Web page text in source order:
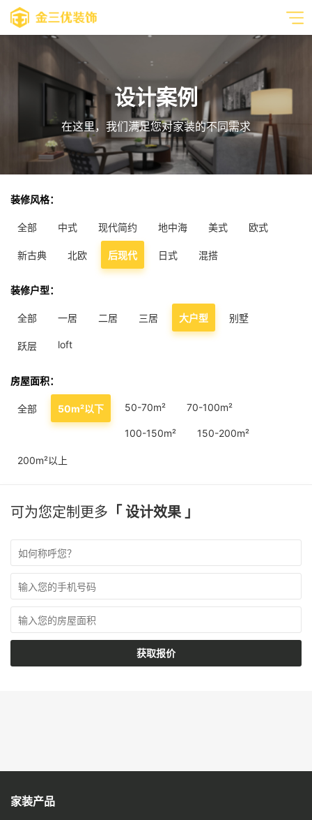
设计案例
在这里，我们满足您对家装的不同需求
装修风格：
全部 中式 现代简约 地中海 美式 欧式
新古典 北欧 后现代 日式 混搭
装修户型：
全部 一居 二居 三居 大户型 别墅
跃层 loft
房屋面积：
全部 50m²以下 50-70m² 70-100m²
100-150m² 150-200m²
200m²以上
可为您定制更多 「 设计效果 」
获取报价
家装产品